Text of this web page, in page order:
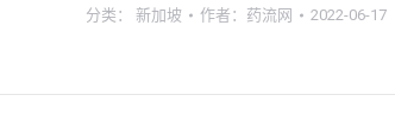
分类： 新加坡 作者： 药流网 2022-06-17